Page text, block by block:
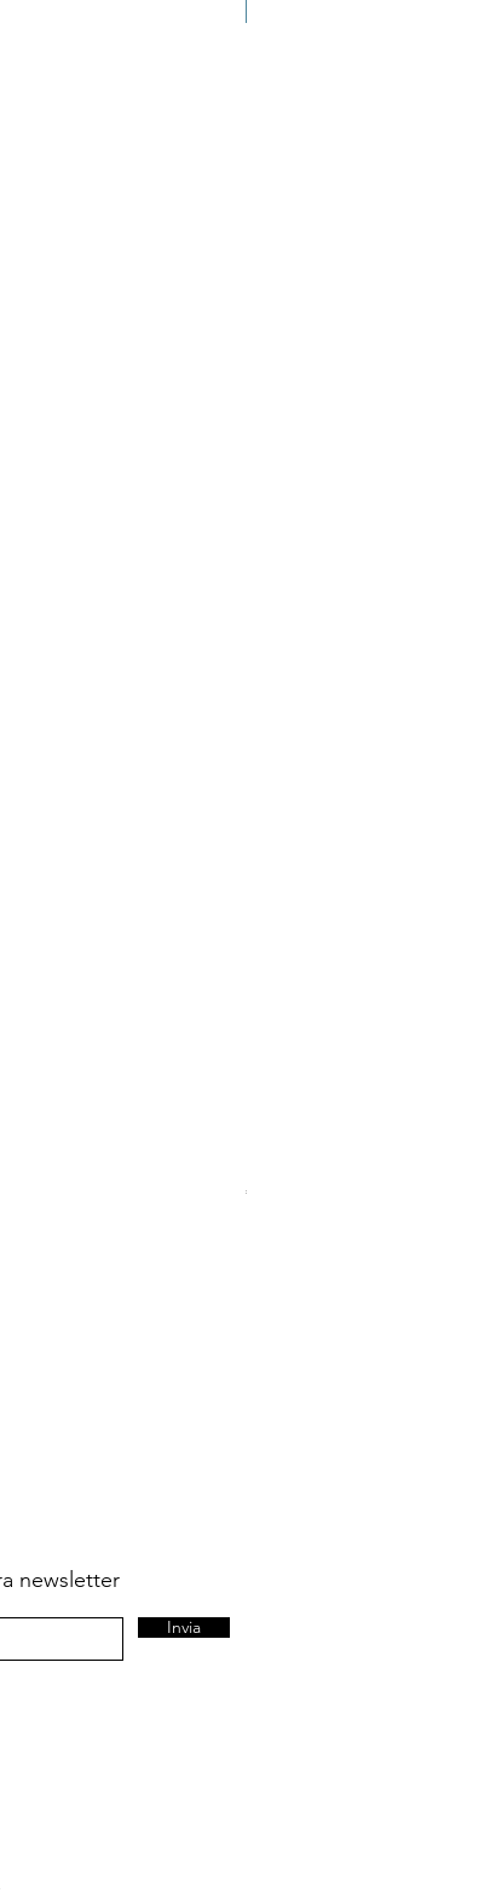
Price
€22.90
newsletter
Invia